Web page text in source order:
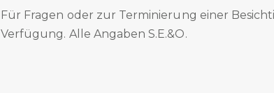
Für Fragen oder zur Terminierung einer
Verfügung. Alle Angaben S.E.&O.